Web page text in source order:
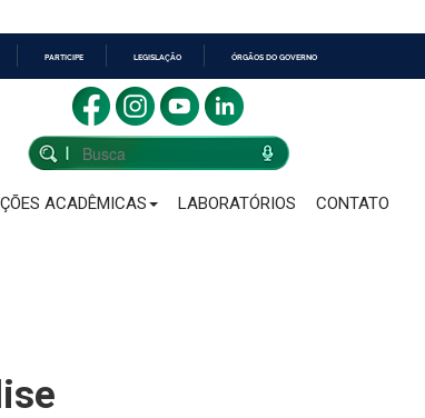
PARTICIPE LEGISLAÇÃO ÓRGÃOS DO GOVERNO
ACADÊMICAS LABORATÓRIOS CONTATO